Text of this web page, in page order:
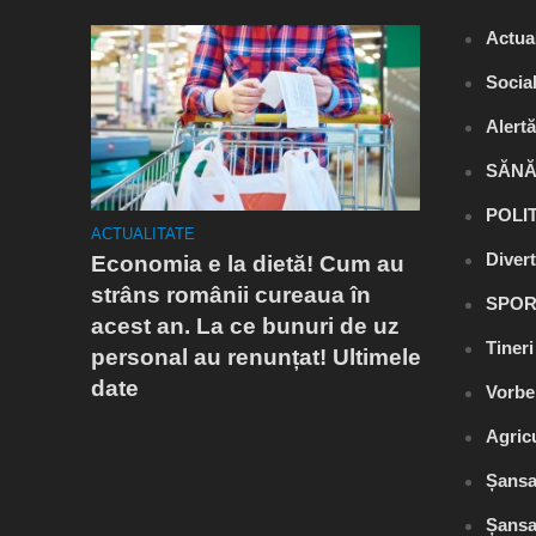
ACTUALITATE
Economia e la dietă! Cum au
strâns românii cureaua în
acest an. La ce bunuri de uz
personal au renunțat! Ultimele
date
Slănic
spun
Social